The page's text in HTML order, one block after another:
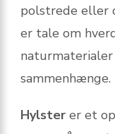
polstrede eller
er tale om
sammenhænge.
Hylster er et